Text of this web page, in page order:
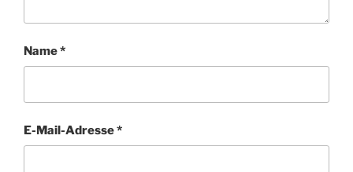
Name*
E-Mail-Adresse*